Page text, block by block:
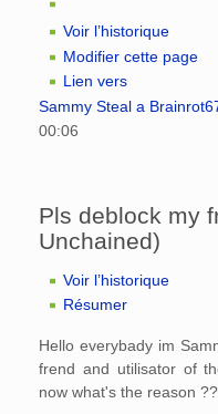
Voir l’historique
Modifier cette page
Lien vers
Sammy Steal a
00:06
Pls deblock my
Unchained)
Voir l’historique
Résumer
Hello everybady im
frend and utilisator of
now what's the reason